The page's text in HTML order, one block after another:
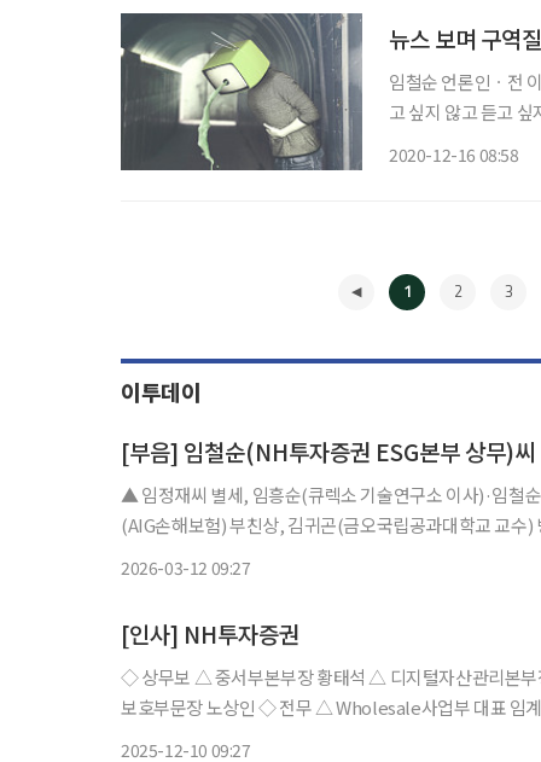
뉴스 보며 구역
임철순 언론인ㆍ전
고 싶지 않고 듣고
2020-12-16 08:58
1 2 3
이투데이
[부음] 임철순(NH투자증권 ESG본부 상무)씨
▲ 임정재씨 별세, 임흥순(큐렉소 기술연구소 이사)·임철
(AIG손해보험) 부친상, 김귀곤(금오국립공과대학교 교수
2026-03-12 09:27
[인사] NH투자증권
◇ 상무보 △ 중서부본부장 황태석 △ 디지털자산관리본
보호부문장 노상인 ◇ 전무 △ Wholesale사업부 대표 임계현 △ 경영전략본부장 박선학 ◇ 상무 △ 재경1본부장 최승희 △ 동부
2025-12-10 09:27